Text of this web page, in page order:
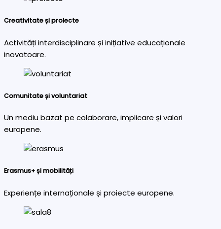
Creativitate și proiecte
Activități interdisciplinare și inițiative educaționale
inovatoare.
Comunitate și voluntariat
Un mediu bazat pe colaborare, implicare și valori
europene.
Erasmus+ și mobilități
Experiențe internaționale și proiecte europene.